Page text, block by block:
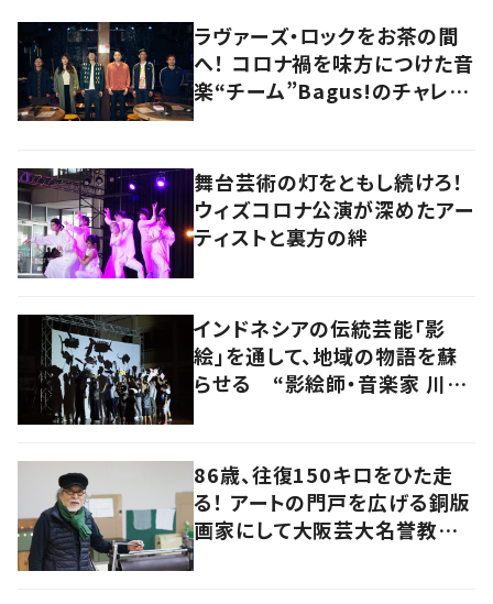
ラヴァーズ・ロックをお茶の間
へ！ コロナ禍を味方につけた音
楽“チーム”Bagus!のチャレン
舞台芸術の灯をともし続けろ！
ウィズコロナ公演が深めたアー
ティストと裏方の絆
インドネシアの伝統芸能「影
絵」を通して、地域の物語を蘇
らせる “影絵師・音楽家 川村
86歳、往復150キロをひた走
る！ アートの門戸を広げる銅版
画家にして大阪芸大名誉教授・